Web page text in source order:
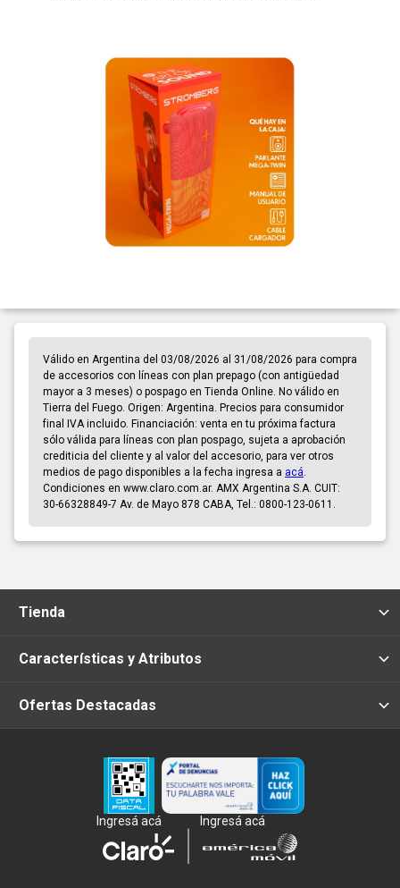
Válido en Argentina del 03/08/2026 al 31/08/2026 para compra
de accesorios con líneas con plan prepago (con antigüedad
mayor a 3 meses) o pospago en Tienda Online. No válido en
Tierra del Fuego. Origen: Argentina. Precios para consumidor
final IVA incluido. Financiación: venta en tu próxima factura
sólo válida para líneas con plan pospago, sujeta a aprobación
crediticia del cliente y al valor del accesorio, para ver otros
medios de pago disponibles a la fecha ingresa a acá
Condiciones en www.claro.com.ar. AMX Argentina S.A. CUIT:
30-66328849-7 Av. de Mayo 878 CABA, Tel.: 0800-123-0611.
Tienda
Características y Atributos
Ofertas Destacadas
Ingresá acá Ingresá acá